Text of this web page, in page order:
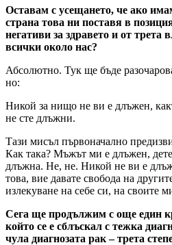
Оставам с усещането, че ако
страна това ни поставя в
негативи за здравето и от
всички около нас?
Абсолютно. Тук ще бъде
но:
Никой за нищо не ви е длъжен,
не сте длъжни.
Тази мисъл първоначално
Как така? Мъжът ми е длъжен,
длъжна. Не, не. Никой не ви е
това, вие давате свобода на
излекуване на себе си, на своите
Сега ще продължим с още един
който се е сблъскал с тежка
чула диагнозата рак – трета